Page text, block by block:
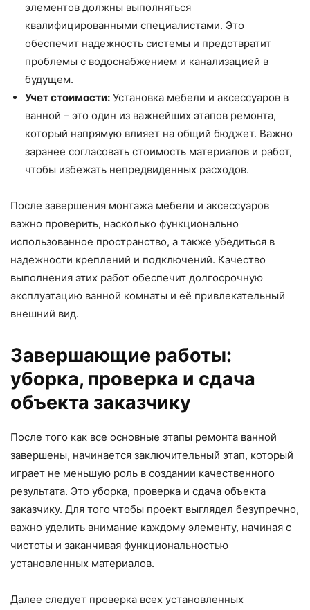
элементов должны выполняться
квалифицированными специалистами. Это
обеспечит надежность системы и предотвратит
проблемы с водоснабжением и канализацией в
будущем.
Учет стоимости: Установка мебели и аксессуаров в
ванной – это один из важнейших этапов ремонта,
который напрямую влияет на общий бюджет. Важно
заранее согласовать стоимость материалов и работ,
чтобы избежать непредвиденных расходов.
После завершения монтажа мебели и аксессуаров
важно проверить, насколько функционально
использованное пространство, а также убедиться в
надежности креплений и подключений. Качество
выполнения этих работ обеспечит долгосрочную
эксплуатацию ванной комнаты и её привлекательный
внешний вид.
Завершающие работы:
уборка, проверка и сдача
объекта заказчику
После того как все основные этапы ремонта ванной
завершены, начинается заключительный этап, который
играет не меньшую роль в создании качественного
результата. Это уборка, проверка и сдача объекта
заказчику. Для того чтобы проект выглядел безупречно,
важно уделить внимание каждому элементу, начиная с
чистоты и заканчивая функциональностью
установленных материалов.
Далее следует проверка всех установленных